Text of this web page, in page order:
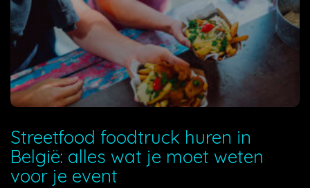
Streetfood foodtruck huren in
België: alles wat je moet weten
voor je event